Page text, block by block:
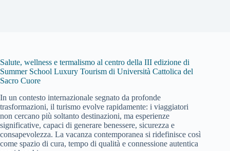
Salute, wellness e termalismo al centro della III edizione di
Summer School Luxury Tourism di Università Cattolica del
Sacro Cuore
In un contesto internazionale segnato da profonde
trasformazioni, il turismo evolve rapidamente: i viaggiatori
non cercano più soltanto destinazioni, ma esperienze
significative, capaci di generare benessere, sicurezza e
consapevolezza. La vacanza contemporanea si ridefinisce così
come spazio di cura, tempo di qualità e connessione autentica